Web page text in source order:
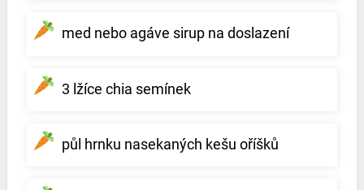
med nebo agáve sirup na doslazení
3 lžíce chia semínek
půl hrnku nasekaných kešu oříšků